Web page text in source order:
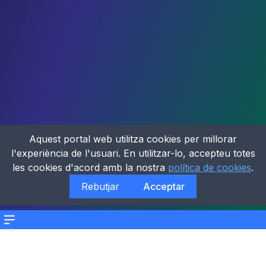
Menu
Aquest portal web utilitza cookies per millorar
l'experiència de l'usuari. En utilitzar-lo, accepteu totes
les cookies d'acord amb la nostra política de cookies.
Rebutjar
Acceptar